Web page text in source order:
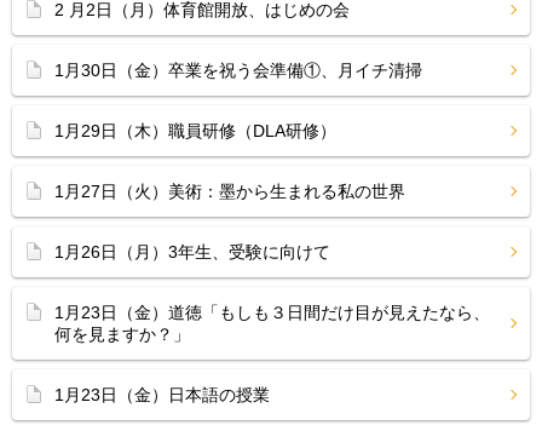
2 月2日（月）体育館開放、はじめの会
1月30日（金）卒業を祝う会準備①、月イチ清掃
1月29日（木）職員研修（DLA研修）
1月27日（火）美術：墨から生まれる私の世界
1月26日（月）3年生、受験に向けて
1月23日（金）道徳「もしも３日間だけ目が見えたなら、
何を見ますか？」
1月23日（金）日本語の授業